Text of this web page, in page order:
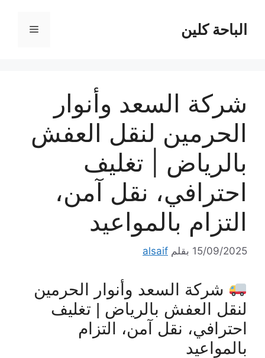
المحتوىالباحة كلين القائمة
شركة السعد وأنوار
الحرمين لنقل العفش
بالرياض | تغليف
احترافي، نقل آمن،
التزام بالمواعيد
15/09/2025 بقلم alsaif
شركة السعد وأنوار الحرمين
لنقل العفش بالرياض | تغليف
احترافي، نقل آمن، التزام
بالمواعيد